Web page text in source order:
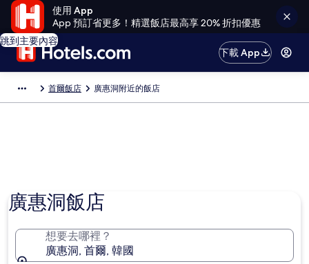
使用 App
App 預訂省更多！精選飯店最高享 20% 折扣優惠
跳到主要內容
下載 App
首爾飯店 廣惠洞附近的飯店
廣惠洞飯店
想要去哪裡？
廣惠洞, 首爾, 韓國